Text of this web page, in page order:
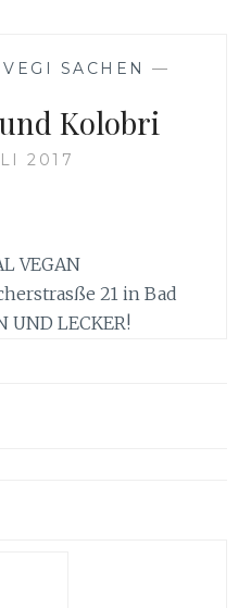
SACHEN —
Kolobri
2017
VEGAN
21 in Bad
UND LECKER!